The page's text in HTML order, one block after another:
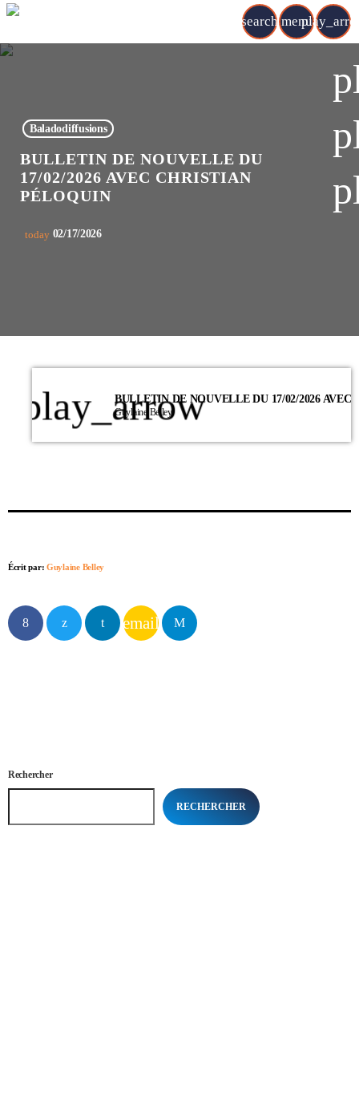
search menu
Baladodiffusions
BULLETIN DE NOUVELLE DU
17/02/2026 AVEC CHRISTIAN
PÉLOQUIN
today 02/17/2026
play_arrow
Guylaine Belley
Écrit par:Guylaine Belley
email
Rechercher
RECHERCHER